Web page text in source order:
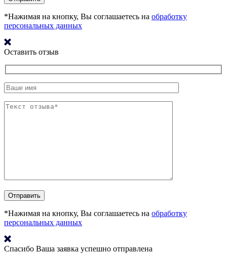
*Нажимая на кнопку, Вы соглашаетесь на обработку
персональных данных
Оставить отзыв
*Нажимая на кнопку, Вы соглашаетесь на обработку
персональных данных
Спасибо Ваша заявка успешно отправлена